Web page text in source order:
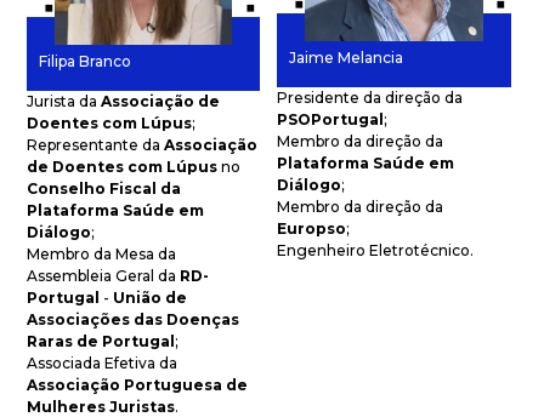
Filipa Branco
Jurista da Associação de
Doentes com Lúpus;
Representante da Associação
de Doentes com Lúpus no
Conselho Fiscal da
Plataforma Saúde em
Diálogo;
Membro da Mesa da
Assembleia Geral da RD-
Portugal - União de
Associações das Doenças
Raras de Portugal ;
Associada Efetiva da
Associação Portuguesa de
Mulheres Juristas.
Jaime Melancia
Presidente da direção da
PSOPortugal ;
Membro da direção da
Plataforma Saúde em
Diálogo;
Membro da direção da
Europso;
Engenheiro Eletrotécnico.